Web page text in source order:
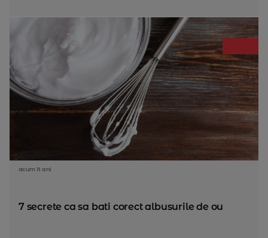
acum 11 ani
7 secrete ca sa bati corect albusurile de ou